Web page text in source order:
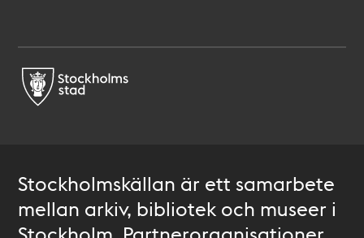
Stockholmskällan är ett samarbete
mellan arkiv, bibliotek och museer i